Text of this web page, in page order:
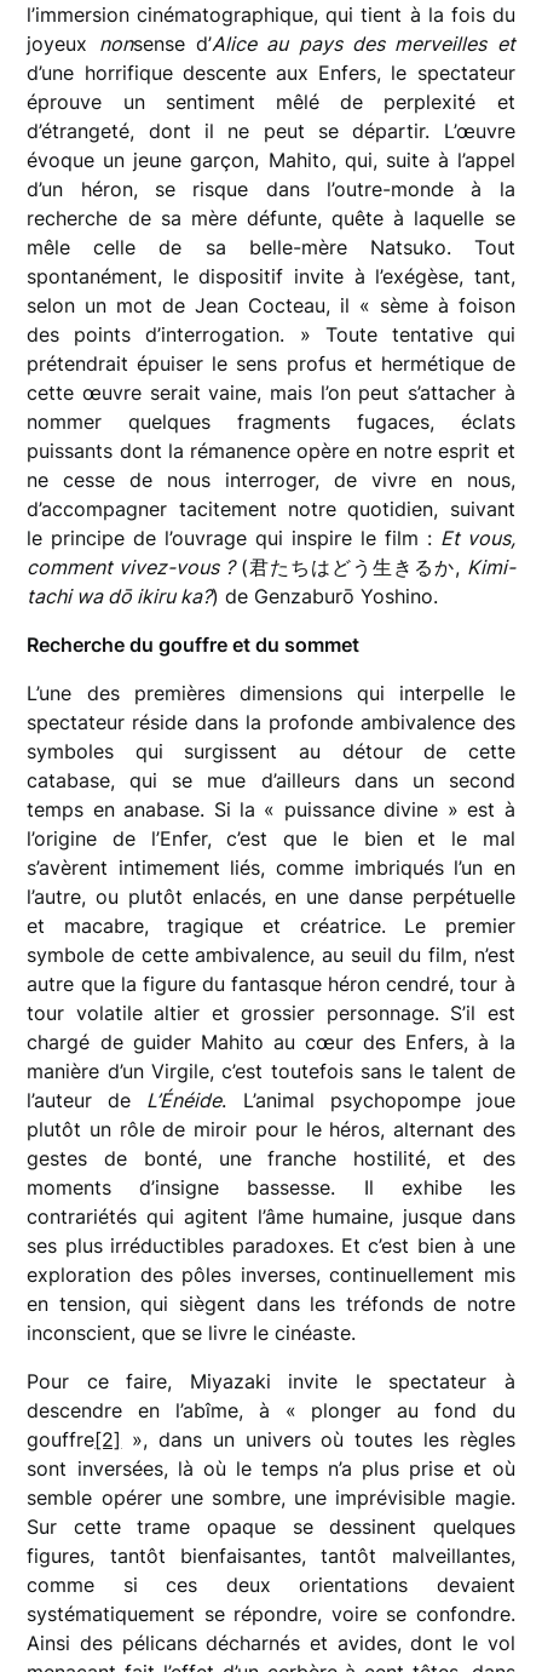
l’immersion cinématographique, qui tient à la fois du
joyeux nonsense d’Alice au pays des merveilles et
d’une horrifique descente aux Enfers, le spectateur
éprouve un sentiment mêlé de perplexité et
d’étrangeté, dont il ne peut se départir. L’œuvre
évoque un jeune garçon, Mahito, qui, suite à l’appel
d’un héron, se risque dans l’outre-monde à la
recherche de sa mère défunte, quête à laquelle se
mêle celle de sa belle-mère Natsuko. Tout
spontanément, le dispositif invite à l’exégèse, tant,
selon un mot de Jean Cocteau, il « sème à foison
des points d’interrogation. » Toute tentative qui
prétendrait épuiser le sens profus et hermétique de
cette œuvre serait vaine, mais l’on peut s’attacher à
nommer quelques fragments fugaces, éclats
puissants dont la rémanence opère en notre esprit et
ne cesse de nous interroger, de vivre en nous,
d’accompagner tacitement notre quotidien, suivant
le principe de l’ouvrage qui inspire le film : Et vous,
comment vivez-vous ? (君たちはどう生きるか, Kimi-
tachi wa dō ikiru ka?) de Genzaburō Yoshino.
Recherche du gouffre et du sommet
L’une des premières dimensions qui interpelle le
spectateur réside dans la profonde ambivalence des
symboles qui surgissent au détour de cette
catabase, qui se mue d’ailleurs dans un second
temps en anabase. Si la « puissance divine » est à
l’origine de l’Enfer, c’est que le bien et le mal
s’avèrent intimement liés, comme imbriqués l’un en
l’autre, ou plutôt enlacés, en une danse perpétuelle
et macabre, tragique et créatrice. Le premier
symbole de cette ambivalence, au seuil du film, n’est
autre que la figure du fantasque héron cendré, tour à
tour volatile altier et grossier personnage. S’il est
chargé de guider Mahito au cœur des Enfers, à la
manière d’un Virgile, c’est toutefois sans le talent de
l’auteur de L’Énéide. L’animal psychopompe joue
plutôt un rôle de miroir pour le héros, alternant des
gestes de bonté, une franche hostilité, et des
moments d’insigne bassesse. Il exhibe les
contrariétés qui agitent l’âme humaine, jusque dans
ses plus irréductibles paradoxes. Et c’est bien à une
exploration des pôles inverses, continuellement mis
en tension, qui siègent dans les tréfonds de notre
inconscient, que se livre le cinéaste.
Pour ce faire, Miyazaki invite le spectateur à
descendre en l’abîme, à « plonger au fond du
gouffre[2] », dans un univers où toutes les règles
sont inversées, là où le temps n’a plus prise et où
semble opérer une sombre, une imprévisible magie.
Sur cette trame opaque se dessinent quelques
figures, tantôt bienfaisantes, tantôt malveillantes,
comme si ces deux orientations devaient
systématiquement se répondre, voire se confondre.
Ainsi des pélicans décharnés et avides, dont le vol